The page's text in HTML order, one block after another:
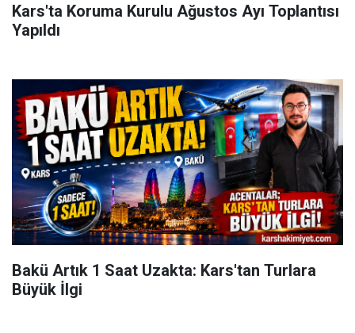
Kars'ta Koruma Kurulu Ağustos Ayı Toplantısı
Yapıldı
Bakü Artık 1 Saat Uzakta: Kars'tan Turlara
Büyük İlgi